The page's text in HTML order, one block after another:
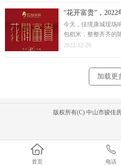
“花开富贵”，
今天，佳境康城现场
包稻米，整整齐齐的
宾，排队而行，领取
2022-12-26
加载更
版权所有(C) 中山市骏佳
首页 电话